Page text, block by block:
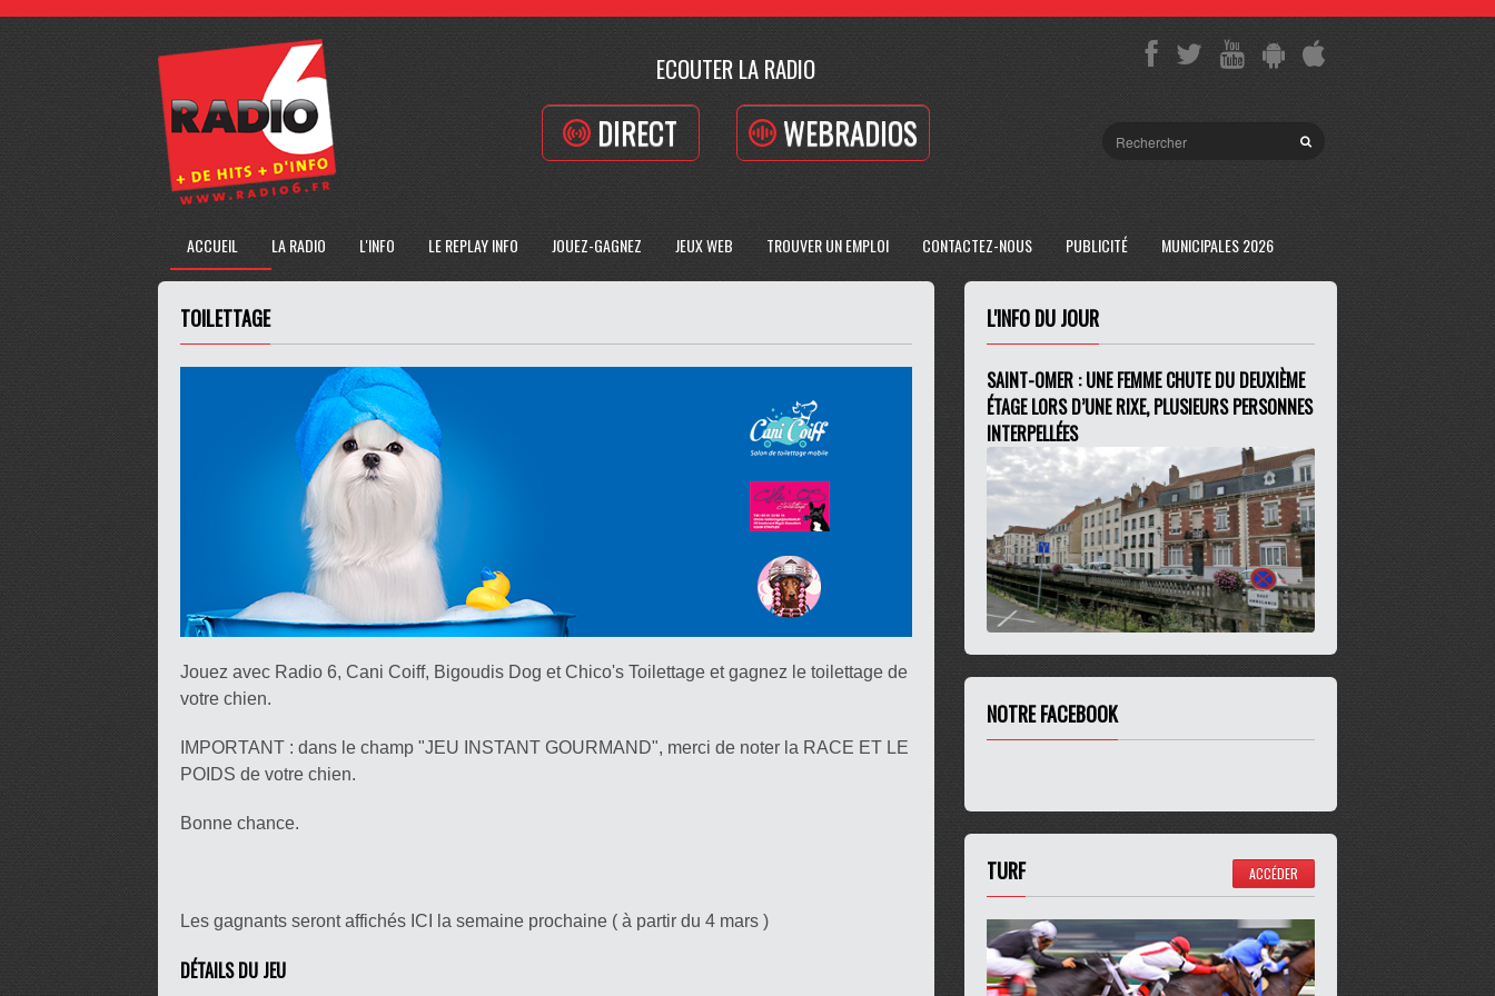
ECOUTER LA RADIO
DIRECT WEBRADIOS
ACCUEIL LA RADIO L'INFO LE REPLAY INFO JOUEZ-GAGNEZ JEUX WEB TROUVER UN EMPLOI CONTACTEZ-NOUS PUBLICITÉ MUNICIPALES 2026
TOILETTAGE
Jouez avec Radio 6, Cani Coiff, Bigoudis Dog et Chico's Toilettage et gagnez le toilettage de
votre chien.
IMPORTANT : dans le champ "JEU INSTANT GOURMAND", merci de noter la RACE ET LE
POIDS de votre chien.
Bonne chance.
Les gagnants seront affichés ICI la semaine prochaine ( à partir du 4 mars )
DÉTAILS DU JEU
L'INFO DU JOUR
SAINT-OMER : UNE FEMME CHUTE DU DEUXIÈME
ÉTAGE LORS D’UNE RIXE, PLUSIEURS PERSONNES
INTERPELLÉES
NOTRE FACEBOOK
TURF ACCÉDER